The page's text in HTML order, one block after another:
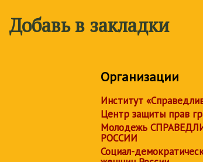
Добавь в закладки
Организации
Институт
Центр защиты прав
Молодежь
РОССИИ
Социал-